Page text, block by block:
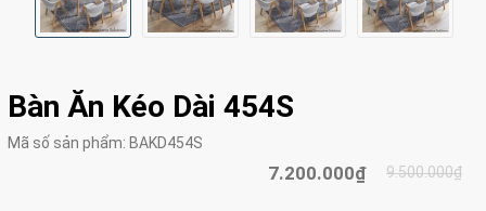
Bàn Ăn Kéo Dài 454S
Mã số sản phẩm: BAKD454S
7.200.000₫ 9.500.000₫